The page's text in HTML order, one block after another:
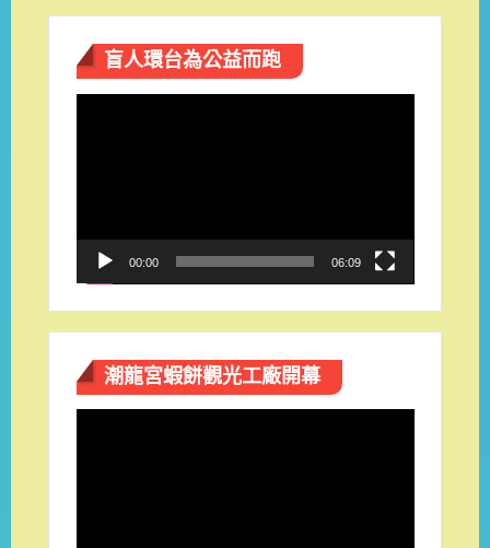
盲人環台​為公益而跑
00:00 06:09
潮龍宮蝦餅觀光工廠開幕